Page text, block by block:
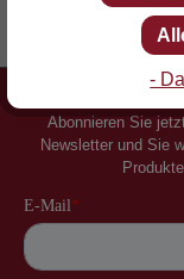
Erfinder des
Abonnieren Sie
Newsletter und Sie
-